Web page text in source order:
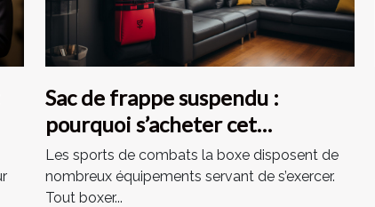
Sac de frappe suspendu :
pourquoi s’acheter cet
équipement dans votre
domicile ?
Les sports de combats la boxe disposent de
nombreux équipements servant de s’exercer.
Tout boxer...